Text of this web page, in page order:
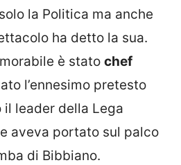
la Politica ma anche
ha detto la sua.
è stato chef
l’ennesimo pretesto
leader della Lega
aveva portato sul palco
di Bibbiano.